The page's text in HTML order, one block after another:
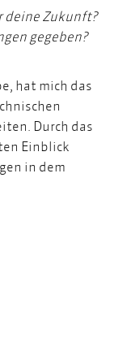
deine Zukunft?
gegeben?
hat mich das
Durch das
Einblick
in dem